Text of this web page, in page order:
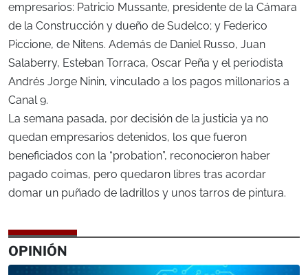
empresarios: Patricio Mussante, presidente de la Cámara
de la Construcción y dueño de Sudelco; y Federico
Piccione, de Nitens. Además de Daniel Russo, Juan
Salaberry, Esteban Torraca, Oscar Peña y el periodista
Andrés Jorge Ninin, vinculado a los pagos millonarios a
Canal 9.
La semana pasada, por decisión de la justicia ya no
quedan empresarios detenidos, los que fueron
beneficiados con la “probation”, reconocieron haber
pagado coimas, pero quedaron libres tras acordar
domar un puñado de ladrillos y unos tarros de pintura.
OPINIÓN